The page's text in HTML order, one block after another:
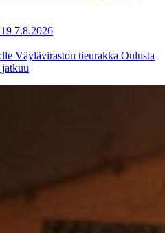
7.8.2026
Väyläviraston tieurakka Oulusta